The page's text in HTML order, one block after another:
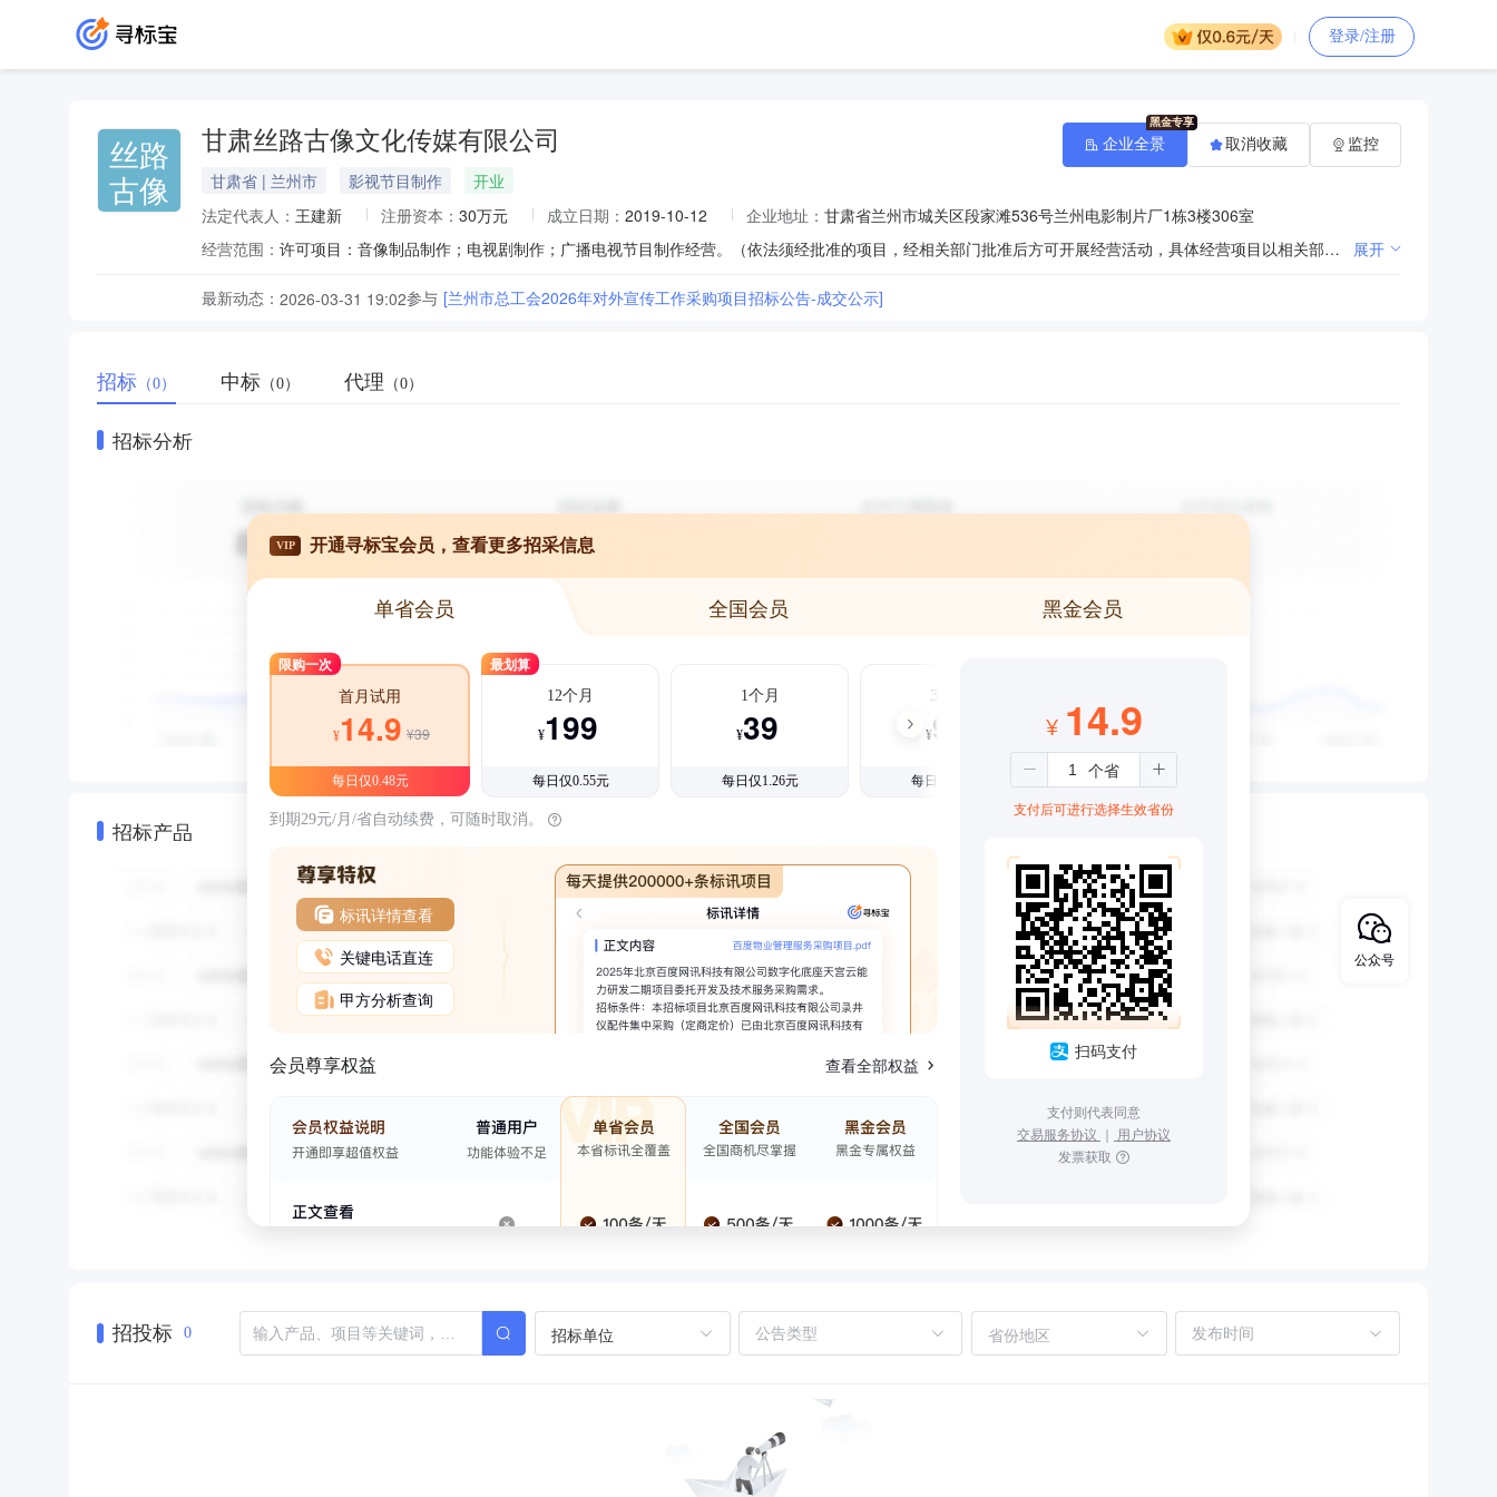
登录/注册
丝路
古像
甘肃丝路古像文化传媒有限公司
甘肃省 | 兰州市 影视节目制作
开业
法定代表人： 王建新 注册资本： 30万元 成立日期： 2019-10-12 企业地址： 甘肃省兰州市城关区段家滩536号兰州电影制片厂1栋3楼306室
经营范围：
许可项目：音像制品制作；电视剧制作；广播电视节目制作经营。（依法须经批准的项目，经相关部门批准后方可开展经营活动，具体经营项目以相关部门批准文件或许可证件为准）***一般项目：组织文化艺术交流活动；电影摄制服务；摄像及视频制作服务；广告制作；广告发布（非广播电台、电视台、报刊出版单位）。（除依法须经批准的项目外，凭营业执照依法自主开展经营活动）*** 展开
最新动态： 2026-03-31 19:02参与 [兰州市总工会2026年对外宣传工作采购项目招标公告-成交公示]
企业全景 取消收藏 监控
招标 （0） 中标 （0） 代理 （0）
招标分析
招标产品
VIP 开通寻标宝会员，查看更多招采信息
单省会员 全国会员 黑金会员
限购一次
首月试用
¥14.9 ¥39
每日仅0.48元
最划算
12个月
¥199
每日仅0.55元
1个月
¥39
每日仅1.26元
3个月
¥99
每日仅1.08元
到期29元/月/省自动续费，可随时取消。
标讯详情查看
关键电话直连
甲方分析查询
会员尊享权益 查看全部权益
¥ 14.9
支付后可进行选择生效省份
扫码支付
支付则代表同意
交易服务协议 ｜ 用户协议
发票获取
招投标 0 招标单位 省份地区
公众号